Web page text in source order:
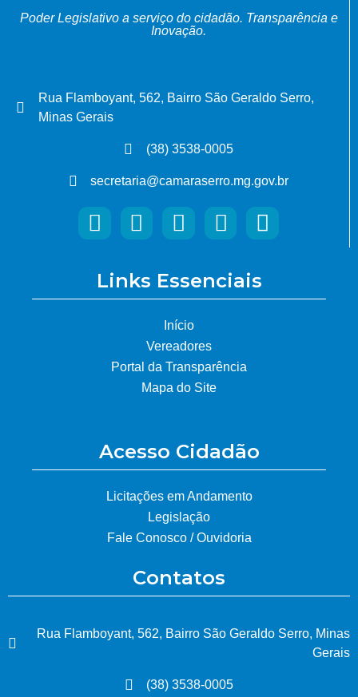
Poder Legislativo a serviço do cidadão. Transparência e
Inovação.
Rua Flamboyant, 562, Bairro São Geraldo Serro,
Minas Gerais
(38) 3538-0005
secretaria@camaraserro.mg.gov.br
Links Essenciais
Início
Vereadores
Portal da Transparência
Mapa do Site
Acesso Cidadão
Licitações em Andamento
Legislação
Fale Conosco / Ouvidoria
Contatos
Rua Flamboyant, 562, Bairro São Geraldo Serro, Minas
Gerais
(38) 3538-0005